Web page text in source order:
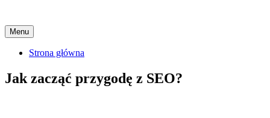
Menu Skip
to
content
Strona główna
Jak zacząć przygodę z SEO?